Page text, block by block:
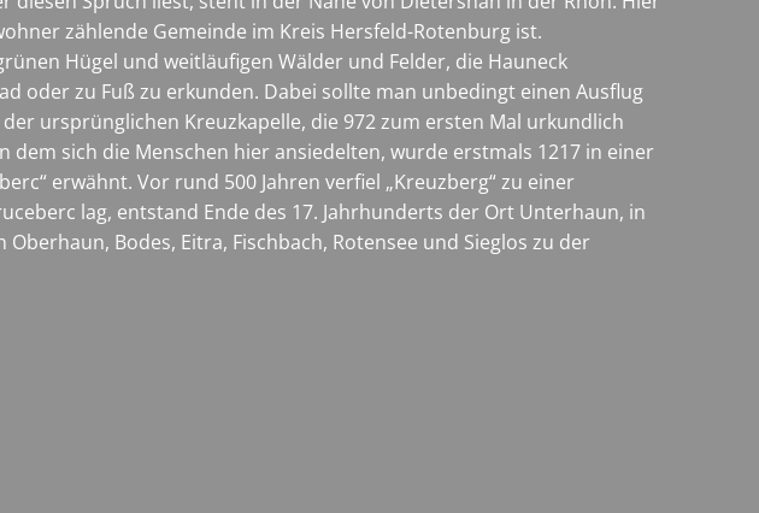
zählende Gemeinde im Kreis Hersfeld-Rotenburg ist.
Hügel und weitläufigen Wälder und Felder, die Hauneck
oder zu Fuß zu erkunden. Dabei sollte man unbedingt einen Ausflug
ursprünglichen Kreuzkapelle, die 972 zum ersten Mal urkundlich
sich die Menschen hier ansiedelten, wurde erstmals 1217 in einer
erwähnt. Vor rund 500 Jahren verfiel „Kreuzberg“ zu einer
lag, entstand Ende des 17. Jahrhunderts der Ort Unterhaun, in
Bodes, Eitra, Fischbach, Rotensee und Sieglos zu der